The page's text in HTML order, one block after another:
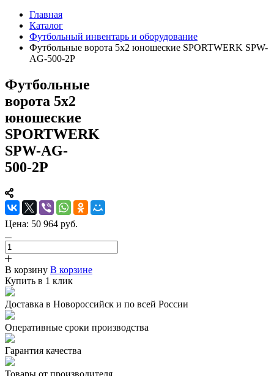
Главная
Каталог
Футбольный инвентарь и оборудование
Футбольные ворота 5х2 юношеские SPORTWERK SPW-
AG-500-2P
Футбольные
ворота 5х2
юношеские
SPORTWERK
SPW-AG-
500-2P
Цена: 50 964 руб.
В корзину В корзине
Купить в 1 клик
Доставка в Новороссийск и по всей России
Оперативные сроки производства
Гарантия качества
Товары от производителя